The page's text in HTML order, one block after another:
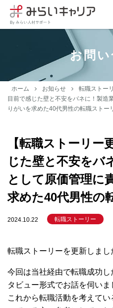
お問
ホーム お知らせ 転職ストー
目前で感じた壁と不安をバネに！製造
りがいを求めた40代男性の転職ストー
【転職ストーリー
じた壁と不安をバ
として原価管理に
求めた40代男性の
2024.10.22 転職ストーリー
転職ストーリーを更新しまし
今回は当社経由で転職成功し
タビュー形式でお話を伺いま
これから転職活動を考えて